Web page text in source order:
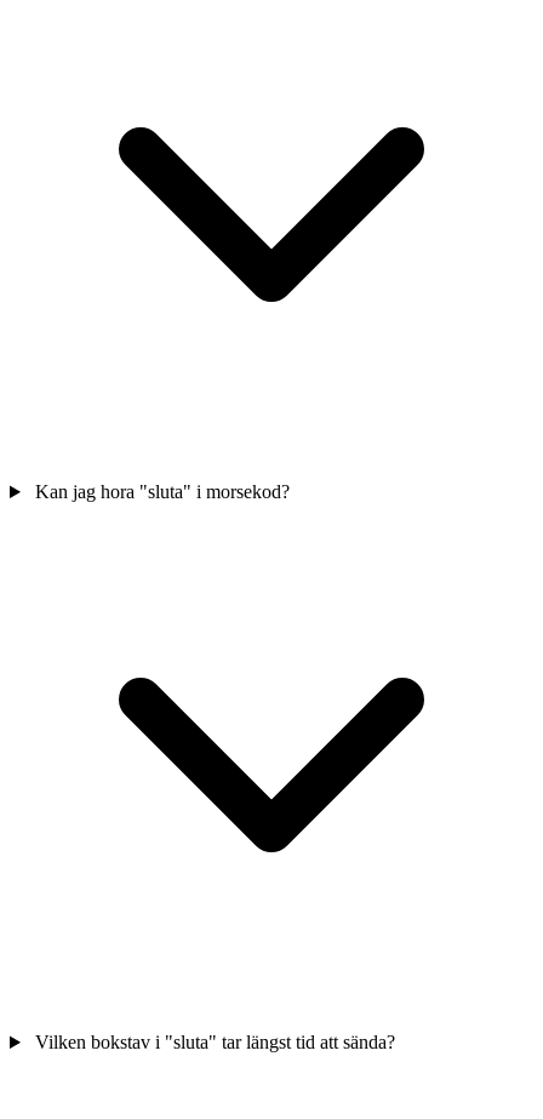
Kan jag hora "sluta" i morsekod?
Vilken bokstav i "sluta" tar längst tid att sända?